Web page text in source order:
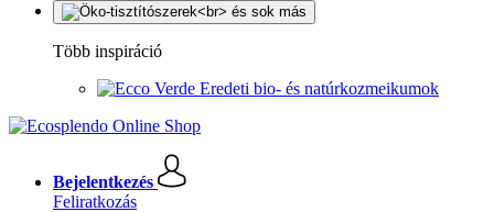
Több inspiráció
Eredeti bio- és natúrkozmeikumok
Bejelentkezés
Feliratkozás